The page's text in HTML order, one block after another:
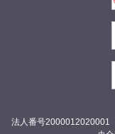
法人番号